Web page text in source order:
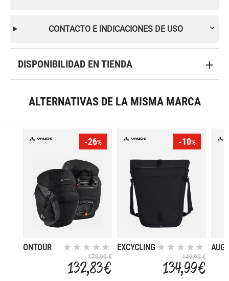
CONTACTO E INDICACIONES DE USO
DISPONIBILIDAD EN TIENDA
ALTERNATIVAS DE LA MISMA MARCA
-26%
ONTOUR
179,99 €
132,83 €
-10%
EXCYCLING
149,99 €
134,99 €